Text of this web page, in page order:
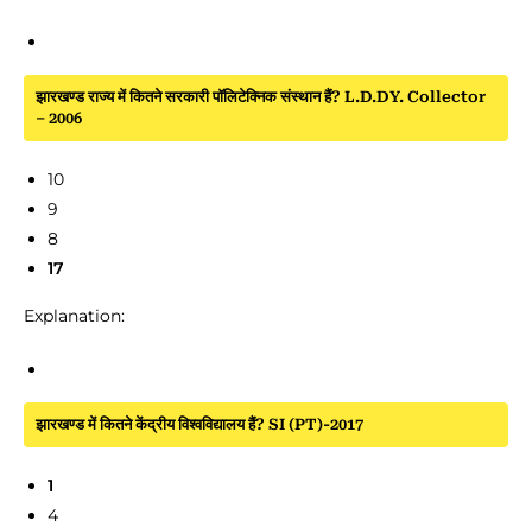
झारखण्ड राज्य में कितने सरकारी पॉलिटेक्निक संस्थान हैं? L.D.DY. Collector
– 2006
10
9
8
17
Explanation:
झारखण्ड में कितने केंद्रीय विश्वविद्यालय हैं? SI (PT)-2017
1
4